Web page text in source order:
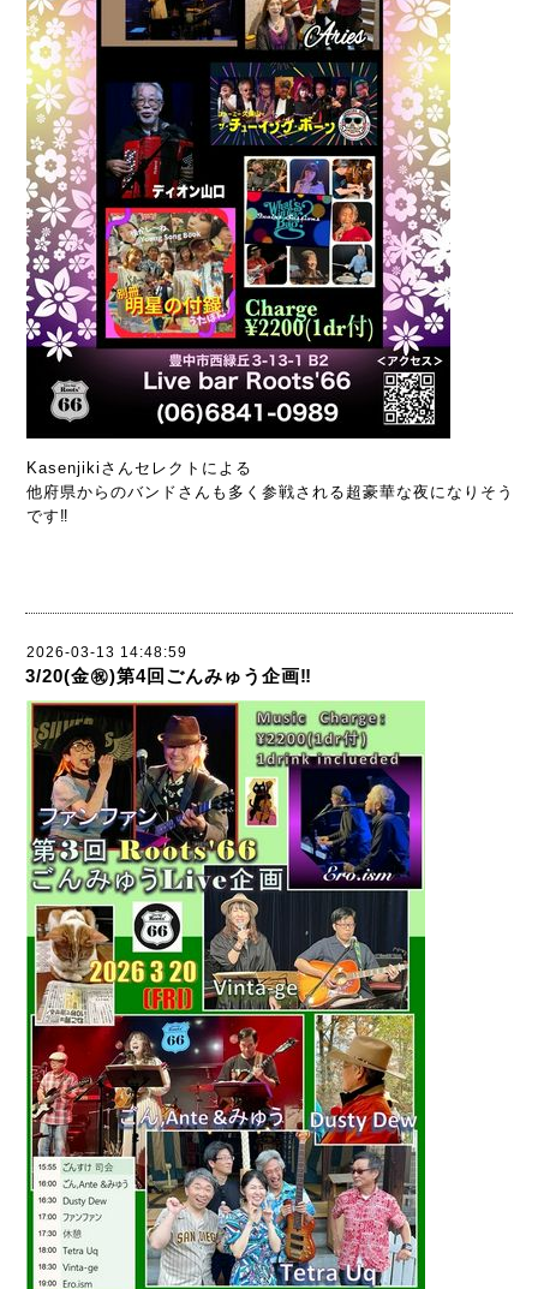
Kasenjikiさんセレクトによる
他府県からのバンドさんも多く参戦される超豪華な夜になりそう
です‼️
2026-03-13 14:48:59
3/20(金㊗️)第4回ごんみゅう企画‼️